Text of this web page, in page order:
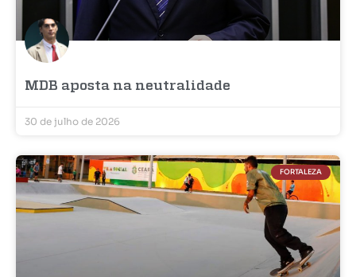
MDB aposta na neutralidade
30 de julho de 2026
FORTALEZA